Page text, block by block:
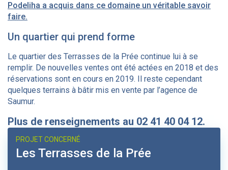
Podeliha a acquis dans ce domaine un véritable savoir
faire.
Un quartier qui prend forme
Le quartier des Terrasses de la Prée continue lui à se
remplir. De nouvelles ventes ont été actées en 2018 et des
réservations sont en cours en 2019. Il reste cependant
quelques terrains à bâtir mis en vente par l’agence de
Saumur.
Plus de renseignements au 02 41 40 04 12.
PROJET CONCERNÉ
Les Terrasses de la Prée